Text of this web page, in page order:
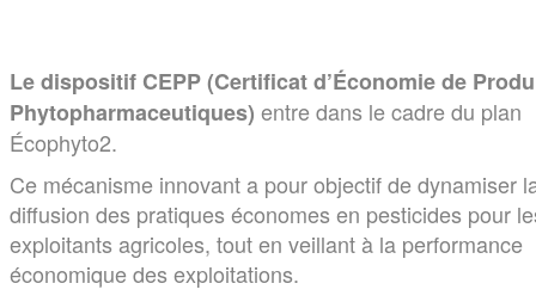
Le dispositif CEPP (Certificat d’Économie de
Phytopharmaceutiques) entre dans le cadre du plan
Écophyto2.
Ce mécanisme innovant a pour objectif de dynamiser
diffusion des pratiques économes en pesticides pour
exploitants agricoles, tout en veillant à la performance
économique des exploitations.